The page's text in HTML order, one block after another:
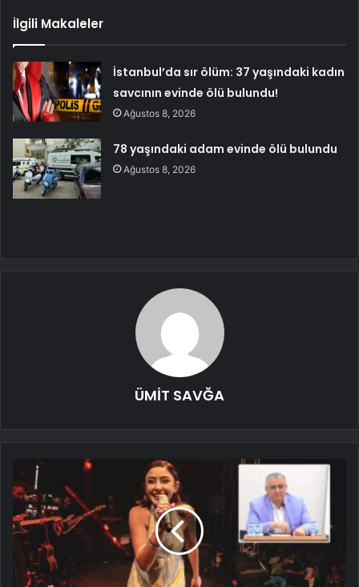
İlgili Makaleler
İstanbul’da sır ölüm: 37 yaşındaki kadın
savcının evinde ölü bulundu!
Ağustos 8, 2026
78 yaşındaki adam evinde ölü bulundu
Ağustos 8, 2026
ÜMİT SAVĞA